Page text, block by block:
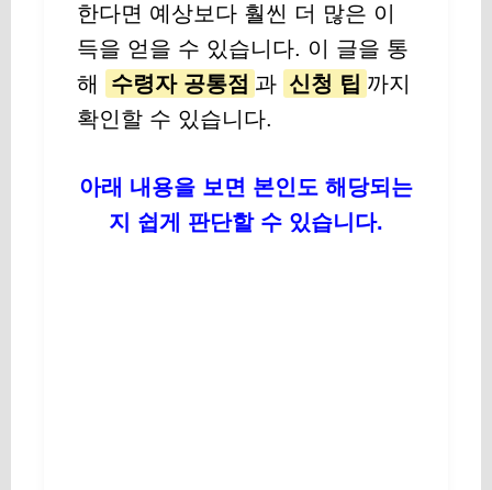
한다면 예상보다 훨씬 더 많은 이
득을 얻을 수 있습니다. 이 글을 통
해
수령자 공통점 과 신청 팁 까지
확인할 수 있습니다.
아래 내용을 보면 본인도 해당되는
지 쉽게 판단할 수 있습니다.